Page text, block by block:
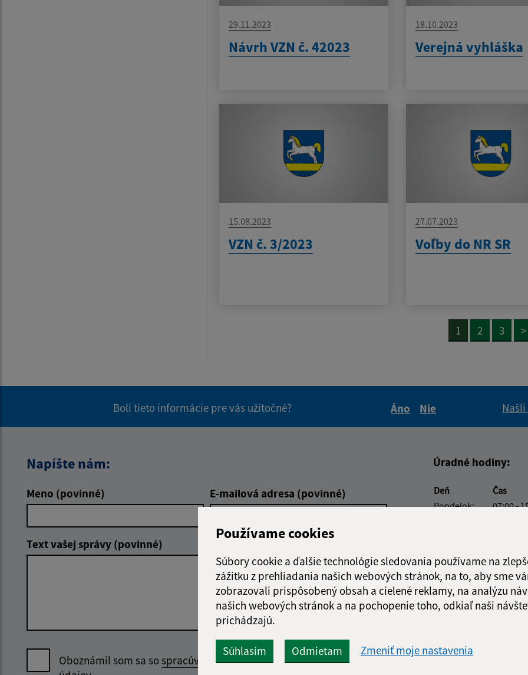
Používame cookies
Súbory cookie a ďalšie technológie sledovania používame na
zážitku z prehliadania našich webových stránok, na to, aby sme
zobrazovali prispôsobený obsah a cielené reklamy, na analýzu
našich webových stránok a na pochopenie toho, odkiaľ naši
prichádzajú.
Súhlasím Odmietam Zmeniť moje nastavenia
29.11.2023
Návrh VZN č. 42023
18.10.2023
Verejná vyhláška
15.08.2023
VZN č. 3/2023
27.07.2023
Voľby do NR SR
1 2 3 >
Boli tieto informácie pre vás užitočné?
Áno
Nie
Napíšte nám:
Meno (povinné) E-mailová adresa (povinné)
Text vašej správy (povinné)
Oboznámil som sa sospracúvaním osobných
Google reCaptcha Response
Odoslať
Úradné hodiny:
Deň
Čas
Pondelok:
07:00 -
Piatok:
07:00 -